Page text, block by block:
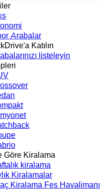
Arabalar
Katılın
listeleyin
Göre Kiralama
kiralama
Kiralamalar
Kiralama Fes Havalimanı